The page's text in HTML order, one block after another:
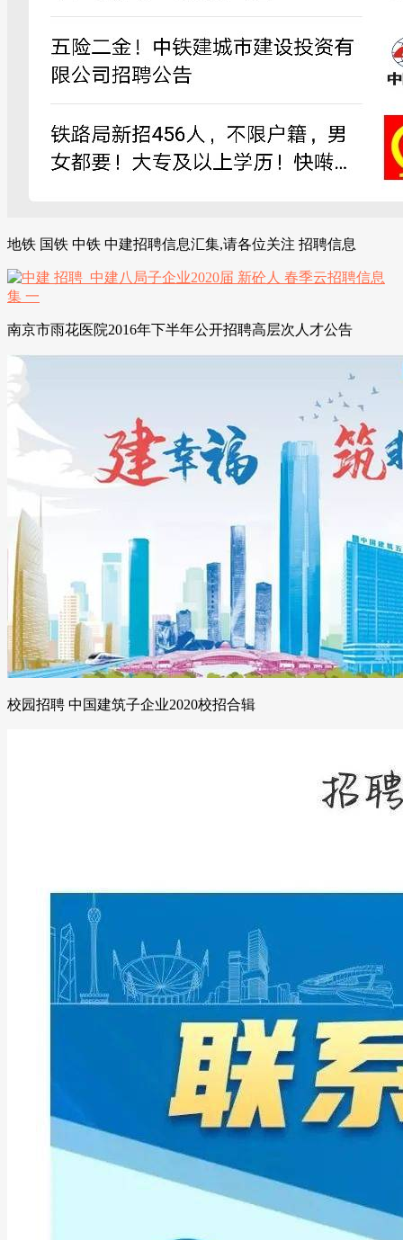
地铁 国铁 中铁 中建招聘信息汇集,请各位关注 招聘信息
南京市雨花医院2016年下半年公开招聘高层次人才公告
校园招聘 中国建筑子企业2020校招合辑